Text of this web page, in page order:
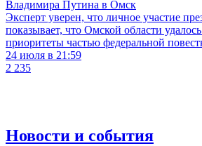
Владимира Путина в Омск
Эксперт уверен, что личное участие
показывает, что Омской области
приоритеты частью федеральной
24 июля в 21:59
2 235
Новости и события